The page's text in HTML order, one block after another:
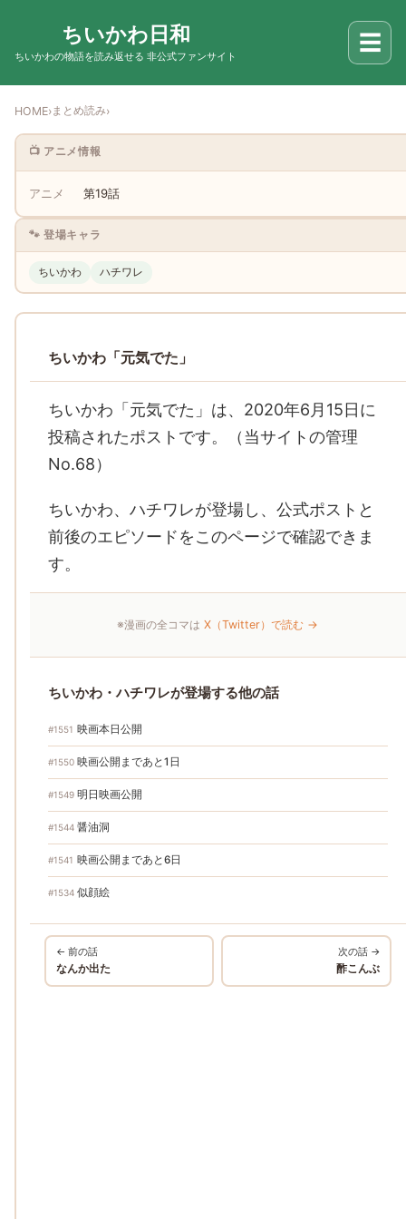
ちいかわ日和
ちいかわの物語を読み返せる 非公式ファンサイト ☰
HOME›まとめ読み›
ちいかわ「元気でた」
ちいかわ「元気でた」は、2020年6月15日に
投稿されたポストです。（当サイトの管理
No.68）
ちいかわ、ハチワレが登場し、公式ポストと
前後のエピソードをこのページで確認できま
す。
※漫画の全コマはX（Twitter）で読む →
ちいかわ・ハチワレが登場する他の話
#1551 映画本日公開
#1550 映画公開まであと1日
#1549 明日映画公開
#1544 醤油洞
#1541 映画公開まであと6日
#1534 似顔絵
← 前の話
なんか出た
次の話 →
酢こんぶ
📺 アニメ情報
アニメ 第19話
🐾 登場キャラ
ちいかわ ハチワレ